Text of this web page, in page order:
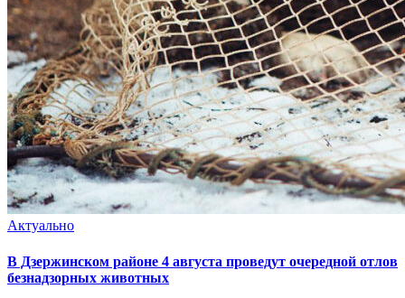
Актуально
В Дзержинском районе 4 августа проведут очередной отлов
безнадзорных животных